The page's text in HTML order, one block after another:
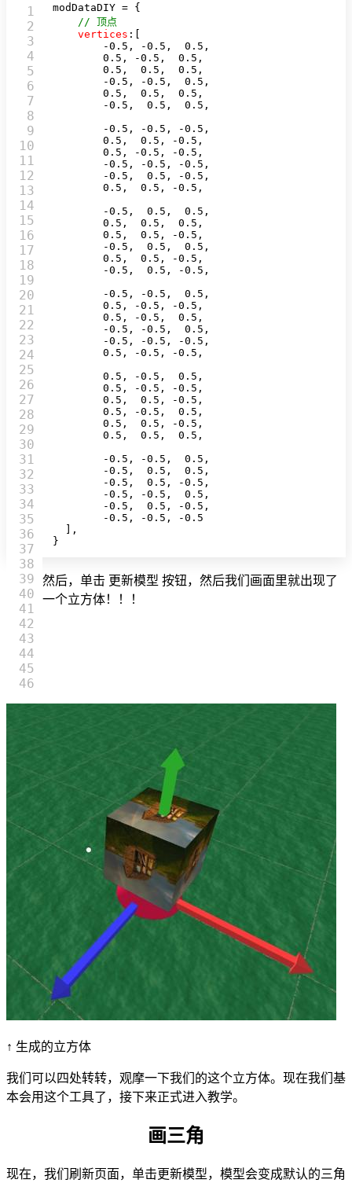
1
2
3
4
5
6
7
8
9
10
11
12
13
14
15
16
17
18
19
20
21
22
23
24
25
26
27
28
29
30
31
32
33
34
35
36
37
38
39
40
41
42
43
44
45
modDataDIY = {
// 顶点
vertices :[
        -
0.5 , -0.5 , 0.5 ,
0.5 , -0.5 , 0.5 ,
0.5 , 0.5 , 0.5 ,
        -
0.5 , -0.5 , 0.5 ,
0.5 , 0.5 , 0.5 ,
        -
0.5 , 0.5 , 0.5 ,
        -
0.5 , -0.5 , -0.5 ,
0.5 , 0.5 , -0.5 ,
0.5 , -0.5 , -0.5 ,
        -
0.5 , -0.5 , -0.5 ,
        -
0.5 , 0.5 , -0.5 ,
0.5 , 0.5 , -0.5 ,
        -
0.5 , 0.5 , 0.5 ,
0.5 , 0.5 , 0.5 ,
0.5 , 0.5 , -0.5 ,
        -
0.5 , 0.5 , 0.5 ,
0.5 , 0.5 , -0.5 ,
        -
0.5 , 0.5 , -0.5 ,
        -
0.5 , -0.5 , 0.5 ,
0.5 , -0.5 , -0.5 ,
0.5 , -0.5 , 0.5 ,
        -
0.5 , -0.5 , 0.5 ,
        -
0.5 , -0.5 , -0.5 ,
0.5 , -0.5 , -0.5 ,
0.5 , -0.5 , 0.5 ,
0.5 , -0.5 , -0.5 ,
0.5 , 0.5 , -0.5 ,
0.5 , -0.5 , 0.5 ,
0.5 , 0.5 , -0.5 ,
0.5 , 0.5 , 0.5 ,
        -
0.5 , -0.5 , 0.5 ,
        -
0.5 , 0.5 , 0.5 ,
        -
0.5 , 0.5 , -0.5 ,
        -
0.5 , -0.5 , 0.5 ,
        -
0.5 , 0.5 , -0.5 ,
        -
0.5 , -0.5 , -0.5
  ],
}
然后，单击 更新模型 按钮，然后我们画面里就出现了
一个立方体！！！
↑ 生成的立方体
我们可以四处转转，观摩一下我们的这个立方体。现在我们基
本会用这个工具了，接下来正式进入教学。
画三角
现在，我们刷新页面，单击更新模型，模型会变成默认的三角